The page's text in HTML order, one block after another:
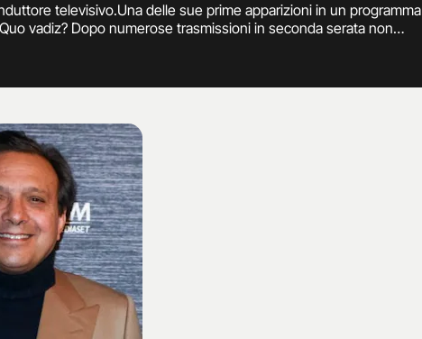
televisivo.Una delle sue prime apparizioni in un programma
vadiz? Dopo numerose trasmissioni in seconda serata non
dal 2004 e il Chiambretti Night dal 2008.